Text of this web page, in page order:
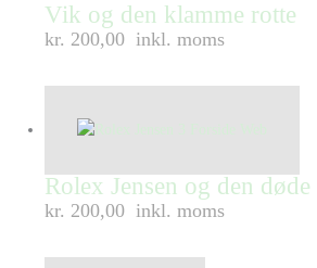
Vik og den klamme rotte
kr. 200,00 inkl. moms
Rolex Jensen og den
kr. 200,00 inkl. moms